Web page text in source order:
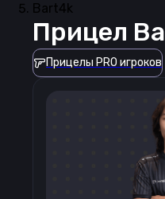
Bart4k
Прицел
Прицелы PRO игроков